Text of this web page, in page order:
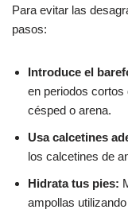
Para evitar las
pasos:
Introduce el
en periodos
césped o arena.
Usa calcetines
los calcetines de
Hidrata tus pies:
ampollas